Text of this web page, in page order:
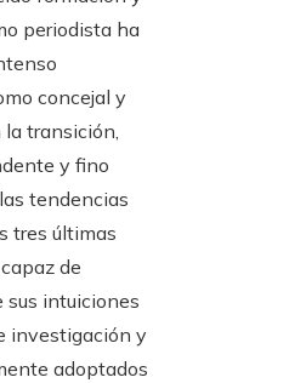
periodista ha
concejal y
transición,
y fino
tendencias
tres últimas
de
intuiciones
investigación y
adoptados